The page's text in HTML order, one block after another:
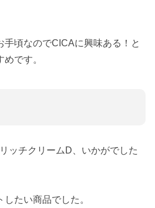
手頃なのでCICAに興味ある！と
です。
ッチクリームD、いかがでした
たい商品でした。